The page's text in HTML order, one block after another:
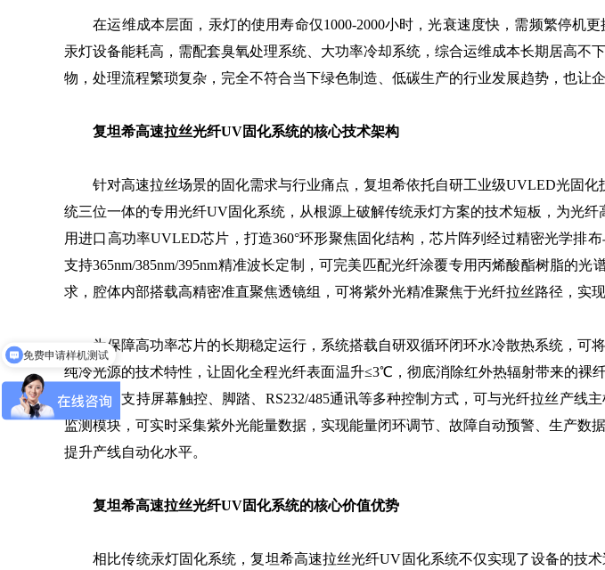
在运维成本层面，汞灯的使用寿命仅1000-2000小时，光衰速度快，需频繁停机
汞灯设备能耗高，需配套臭氧处理系统、大功率冷却系统，综合运维成本长期居高
物，处理流程繁琐复杂，完全不符合当下绿色制造、低碳生产的行业发展趋势，也让
复坦希高速拉丝光纤UV固化系统的核心技术架构
针对高速拉丝场景的固化需求与行业痛点，复坦希依托自研工业级UVLED光固化
统三位一体的专用光纤UV固化系统，从根源上破解传统汞灯方案的技术短板，为光
用进口高功率UVLED芯片，打造360°环形聚焦固化结构，芯片阵列经过精密光学排
支持365nm/385nm/395nm精准波长定制，可完美匹配光纤涂覆专用丙烯酸酯树脂的
求，腔体内部搭载高精密准直聚焦透镜组，可将紫外光精准聚焦于光纤拉丝路径，实现
为保障高功率芯片的长期稳定运行，系统搭载自研双循环闭环水冷散热系统，可
纯冷光源的技术特性，让固化全程光纤表面温升≤3℃，彻底消除红外热辐射带来的裸
制模块，支持屏幕触控、脚踏、RS232/485通讯等多种控制方式，可与光纤拉丝产
监测模块，可实时采集紫外光能量数据，实现能量闭环调节、故障自动预警、生产
提升产线自动化水平。
复坦希高速拉丝光纤UV固化系统的核心价值优势
相比传统汞灯固化系统，复坦希高速拉丝光纤UV固化系统不仅实现了设备的技
获取产品选型资料